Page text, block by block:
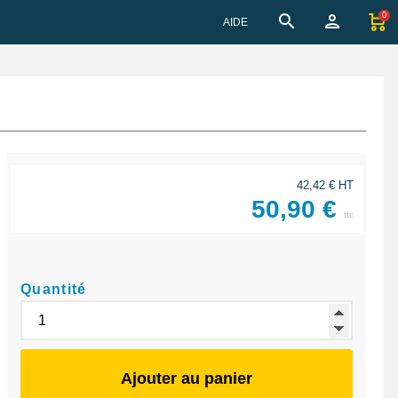
AIDE
0
42,42 € HT
50,90 € ttc
Quantité
Ajouter au panier